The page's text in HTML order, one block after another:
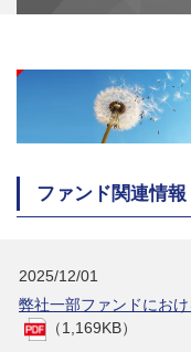
ファンド関連情報
2025/12/01
弊社一部ファンドにお
（1,169KB）